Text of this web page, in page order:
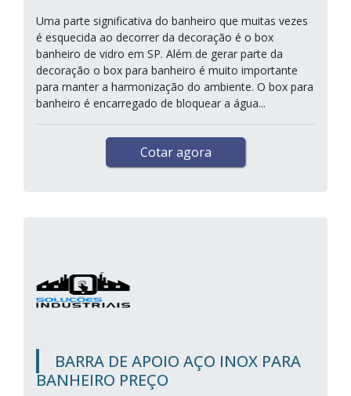
Uma parte significativa do banheiro que muitas vezes
é esquecida ao decorrer da decoração é o box
banheiro de vidro em SP. Além de gerar parte da
decoração o box para banheiro é muito importante
para manter a harmonização do ambiente. O box para
banheiro é encarregado de bloquear a água...
Cotar agora
BARRA DE APOIO AÇO INOX PARA
BANHEIRO PREÇO